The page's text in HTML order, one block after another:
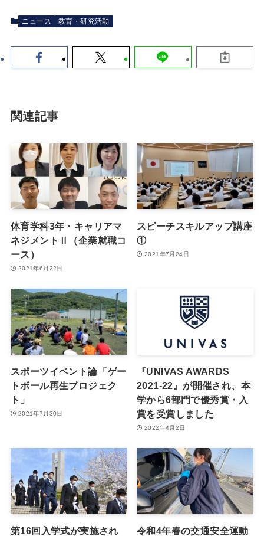
ニュース 教育・研究活動
関連記事
体育学科3年・キャリアマ
ネジメントⅡ（企業就職コ
ース）
2021年6月22日
スピーチスキルアップ講座
①
2021年7月24日
スポーツイベント論「ゲー
トボール再生プロジェク
ト」
2021年7月30日
『UNIVAS AWARDS
2021-22』が開催され、本
学から6部門で優秀賞・入
賞を受賞しました
2022年4月2日
第16回入学式が実施され 令和4年春の交通安全運動